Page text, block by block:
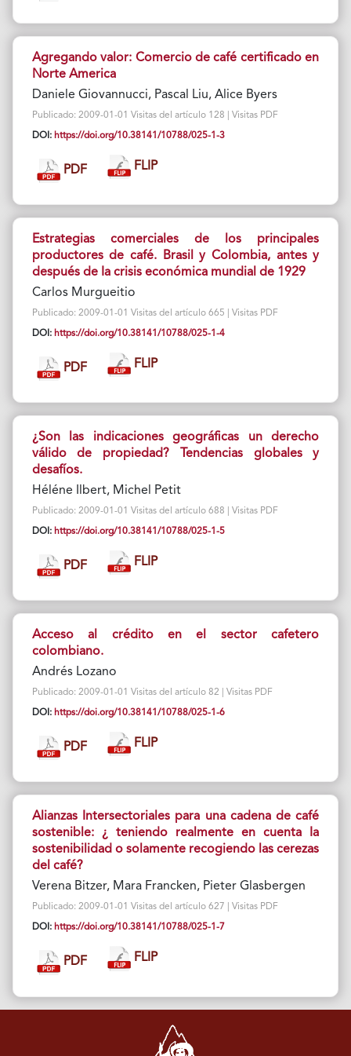
Agregando valor: Comercio de café certificado en
Norte America
Daniele Giovannucci, Pascal Liu, Alice Byers
Publicado: 2009-01-01 Visitas del artículo 128 | Visitas PDF
DOI: https://doi.org/10.38141/10788/025-1-3
PDF FLIP
Estrategias comerciales de los principales
productores de café. Brasil y Colombia, antes y
después de Ia crisis económica mundial de 1929
Carlos Murgueitio
Publicado: 2009-01-01 Visitas del artículo 665 | Visitas PDF
DOI: https://doi.org/10.38141/10788/025-1-4
PDF FLIP
¿Son las indicaciones geográficas un derecho
válido de propiedad? Tendencias globales y
desafíos.
Héléne Ilbert, Michel Petit
Publicado: 2009-01-01 Visitas del artículo 688 | Visitas PDF
DOI: https://doi.org/10.38141/10788/025-1-5
PDF FLIP
Acceso al crédito en el sector cafetero
colombiano.
Andrés Lozano
Publicado: 2009-01-01 Visitas del artículo 82 | Visitas PDF
DOI: https://doi.org/10.38141/10788/025-1-6
PDF FLIP
Alianzas Intersectoriales para una cadena de café
sostenible: ¿ teniendo realmente en cuenta Ia
sostenibilidad o solamente recogiendo las cerezas
del café?
Verena Bitzer, Mara Francken, Pieter Glasbergen
Publicado: 2009-01-01 Visitas del artículo 627 | Visitas PDF
DOI: https://doi.org/10.38141/10788/025-1-7
PDF FLIP